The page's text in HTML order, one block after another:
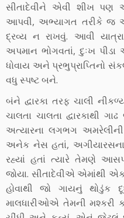
સીતાદેવીને એવી શીખ
આપવી, અભ્યાગત તરીકે જ
દ્રવ્ય ન રાખવું. આવી
અપમાન ભોગવતાં, દુઃખ
ધોવાય અને પ્રભુપ્રાપ્તિનો
વધુ સ્પષ્ટ બને.
બંને દ્વારકા તરફ ચાલી
ચાલતા ચાલતા દ્વારકાથી
અત્યારના લગભગ
અનેક નેસ હતાં, અગીયારસના
રહ્યાં હતાં ત્યારે તેમણે
જોયા. સીતાદેવીએ એમાંથી
હોવાથી જો ગાયનું થોડુંક
માલધારીઓએ તેમની મશ્કરી